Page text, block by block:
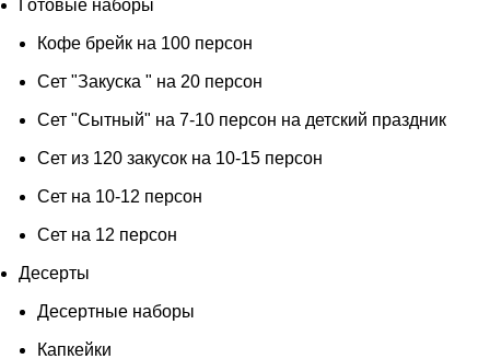
Готовые наборы
Кофе брейк на 100 персон
Сет "Закуска " на 20 персон
Сет "Сытный" на 7-10 персон на детский праздник
Сет из 120 закусок на 10-15 персон
Сет на 10-12 персон
Сет на 12 персон
Десерты
Десертные наборы
Капкейки